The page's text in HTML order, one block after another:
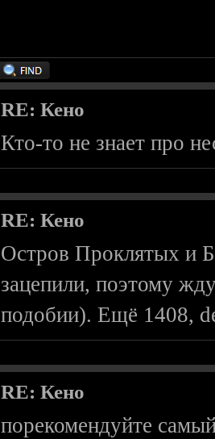
RE: Кено
Кто-то не знает про
RE: Кено
Остров Проклятых и
зацепили, поэтому
подобии). Ещё 1408,
RE: Кено
порекомендуйте